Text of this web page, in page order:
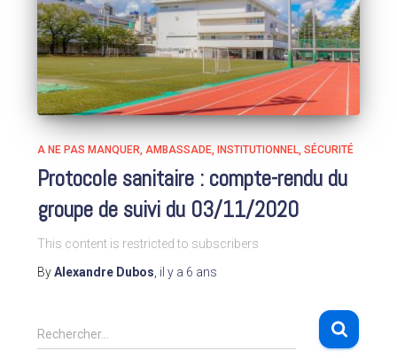
A NE PAS MANQUER AMBASSADE INSTITUTIONNEL SÉCURITÉ
Protocole sanitaire : compte-rendu du
groupe de suivi du 03/11/2020
This content is restricted to subscribers
ByAlexandre Dubos il y a 6 ans
R
e
Rechercher…